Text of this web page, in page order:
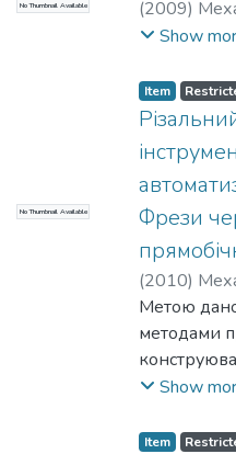
No Thumbnail Available (2009)
iнститут;
Show
No Thumbnail Available
Item
Фрези
(2010)
iнститут;
Метою
методами
торцевому
Show
Item